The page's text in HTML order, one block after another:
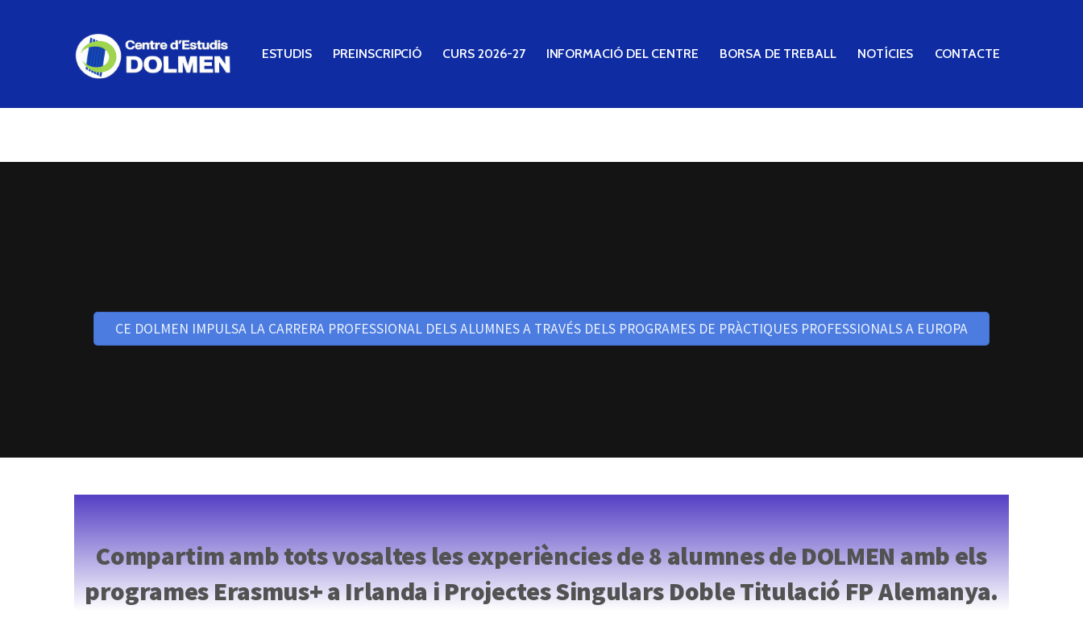
ESTUDIS PREINSCRIPCIÓ CURS 2026-27 INFORMACIÓ DEL CENTRE BORSA DE TREBALL NOTÍCIES CONTACTE
CE DOLMEN IMPULSA LA CARRERA PROFESSIONAL DELS ALUMNES A TRAVÉS DELS PROGRAMES DE PRÀCTIQUES PROFESSIONALS A EUROPA
Compartim amb tots vosaltes les experiències de 8 alumnes de DOLMEN amb els
programes Erasmus+ a Irlanda i Projectes Singulars Doble Titulació FP Alemanya.